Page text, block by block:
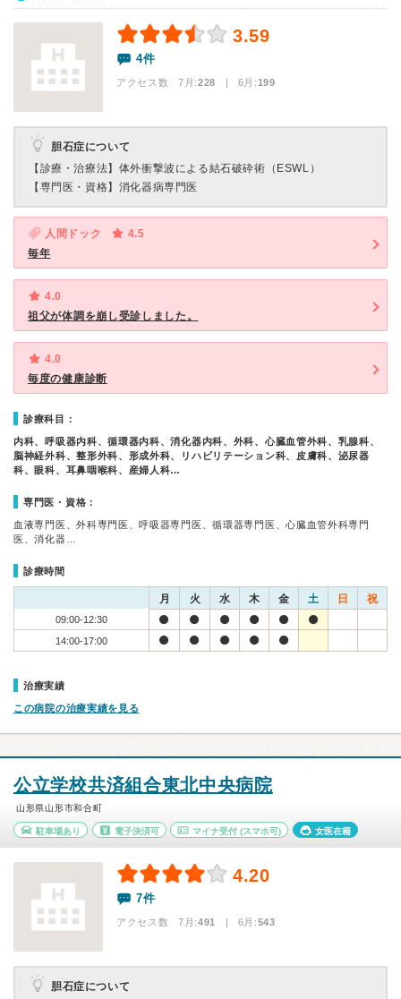
3.59
4件
アクセス数 7月:228 | 6月:199
胆石症について
【診療・治療法】 体外衝撃波による結石破砕術（ESWL）
【専門医・資格】 消化器病専門医
人間ドック
4.5
毎年
4.0
祖父が体調を崩し受診しました。
4.0
毎度の健康診断
診療科目：
内科、呼吸器内科、循環器内科、消化器内科、外科、心臓血管外科、乳腺科、
脳神経外科、整形外科、形成外科、リハビリテーション科、皮膚科、泌尿器
科、眼科、耳鼻咽喉科、産婦人科…
専門医・資格：
血液専門医、外科専門医、呼吸器専門医、循環器専門医、心臓血管外科専門
医、消化器…
診療時間
月 火 水 木 金 土 日 祝
09:00-12:30
14:00-17:00
治療実績
この病院の治療実績を見る
公立学校共済組合東北中央病院
山形県山形市和合町
駐車場あり 電子決済可 マイナ受付 (スマホ可) 女医在籍
4.20
7件
アクセス数 7月:491 | 6月:543
胆石症について